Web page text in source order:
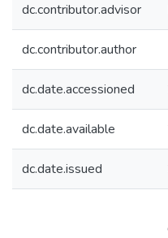
dc.contributor.advisor
dc.contributor.author
dc.date.accessioned
dc.date.available
dc.date.issued